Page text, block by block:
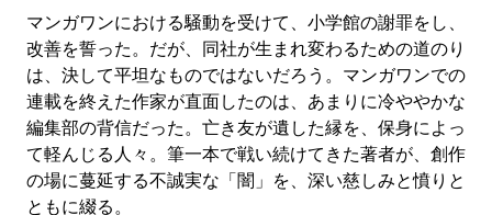
マンガワンにおける騒動を受けて、小学館の謝罪をし、
改善を誓った。だが、同社が生まれ変わるための道のり
は、決して平坦なものではないだろう。マンガワンでの
連載を終えた作家が直面したのは、あまりに冷ややかな
編集部の背信だった。亡き友が遺した縁を、保身によっ
て軽んじる人々。筆一本で戦い続けてきた著者が、創作
の場に蔓延する不誠実な「闇」を、深い慈しみと憤りと
ともに綴る。